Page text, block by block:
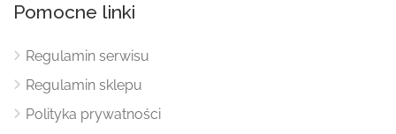
Pomocne linki
Regulamin serwisu
Regulamin sklepu
Polityka prywatności